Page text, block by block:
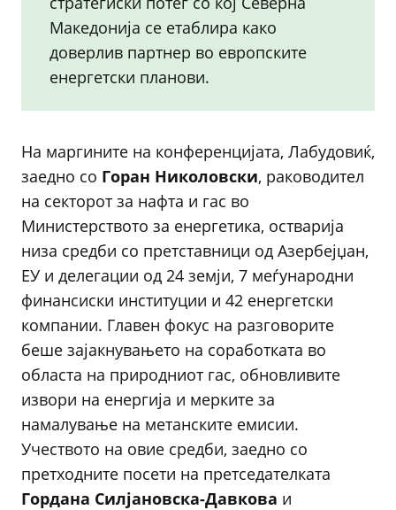
Македонија се етаблира како
доверлив партнер во европските
енергетски планови.
На маргините на конференцијата, Лабудовиќ,
заедно со Горан Николовски, раководител
на секторот за нафта и гас во
Министерството за енергетика, остварија
низа средби со претставници од Азербејџан,
ЕУ и делегации од 24 земји, 7 меѓународни
финансиски институции и 42 енергетски
компании. Главен фокус на разговорите
беше зајакнувањето на соработката во
областа на природниот гас, обновливите
извори на енергија и мерките за
намалување на метанските емисии.
Учеството на овие средби, заедно со
претходните посети на претседателката
Гордана Силјановска-Давкова и